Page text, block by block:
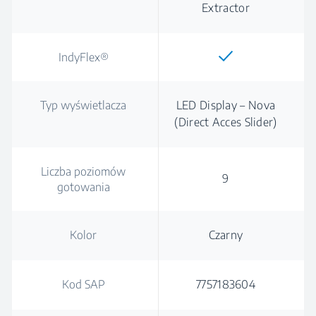
Extractor
IndyFlex®
Typ wyświetlacza
LED Display – Nova
(Direct Acces Slider)
Liczba poziomów
gotowania
9
Kolor Czarny
Kod SAP 7757183604